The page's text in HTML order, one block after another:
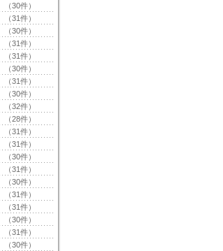
（30件）
（31件）
（30件）
（31件）
（31件）
（30件）
（31件）
（30件）
（32件）
（28件）
（31件）
（31件）
（30件）
（31件）
（30件）
（31件）
（31件）
（30件）
（31件）
（30件）